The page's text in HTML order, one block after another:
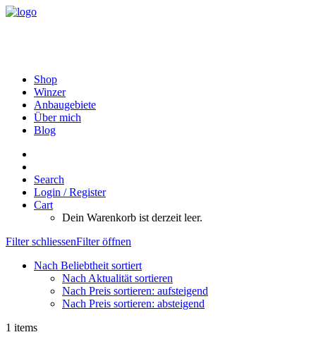
Shop
Winzer
Anbaugebiete
Über mich
Blog
Search
Login / Register
Cart
Dein Warenkorb ist derzeit leer.
Filter schliessenFilter öffnen
Nach Beliebtheit sortiert
Nach Aktualität sortieren
Nach Preis sortieren: aufsteigend
Nach Preis sortieren: absteigend
1 items